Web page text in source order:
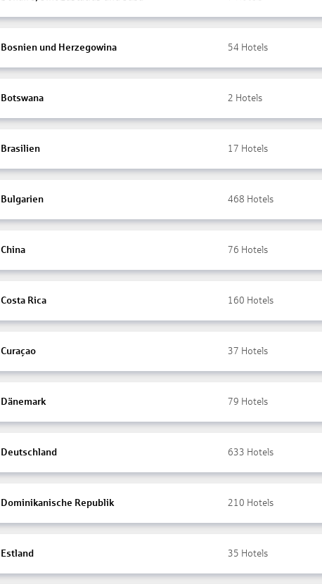
Bosnien und Herzegowina 54 Hotels
Botswana 2 Hotels
Brasilien 17 Hotels
Bulgarien 468 Hotels
China 76 Hotels
Costa Rica 160 Hotels
Curaçao 37 Hotels
Dänemark 79 Hotels
Deutschland 633 Hotels
Dominikanische Republik 210 Hotels
Estland 35 Hotels